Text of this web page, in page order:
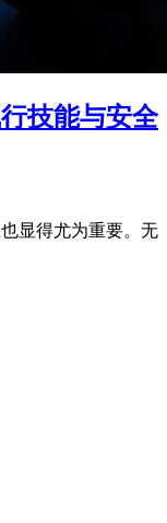
技能与安全
显得尤为重要。无